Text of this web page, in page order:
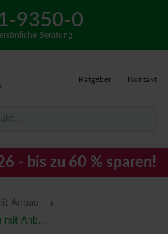
9350-0
Beratung
Ratgeber Kontakt
- bis zu 60 % sparen!
Anbau ›
Gartenhaus Kastorf 7 terragrau mit Anbaudach 3.2 m Rückwand